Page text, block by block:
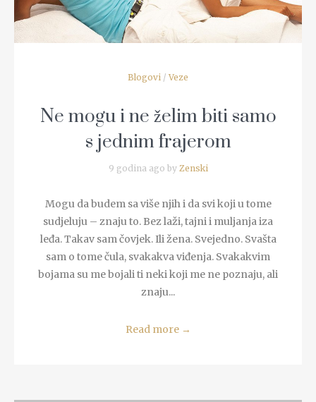
Blogovi / Veze
Ne mogu i ne želim biti samo
s jednim frajerom
9 godina ago by Zenski
Mogu da budem sa više njih i da svi koji u tome
sudjeluju – znaju to. Bez laži, tajni i muljanja iza
leđa. Takav sam čovjek. Ili žena. Svejedno. Svašta
sam o tome čula, svakakva viđenja. Svakakvim
bojama su me bojali ti neki koji me ne poznaju, ali
znaju...
Read more →